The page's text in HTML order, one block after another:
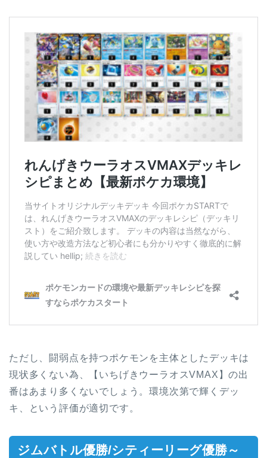
ただし、闘弱点を持つポケモンを主体としたデッキは
現状多くない為、【いちげきウーラオスVMAX】の出
番はあまり多くないでしょう。環境次第で輝くデッ
キ、という評価が適切です。
ジムバトル優勝/シティーリーグ優勝～